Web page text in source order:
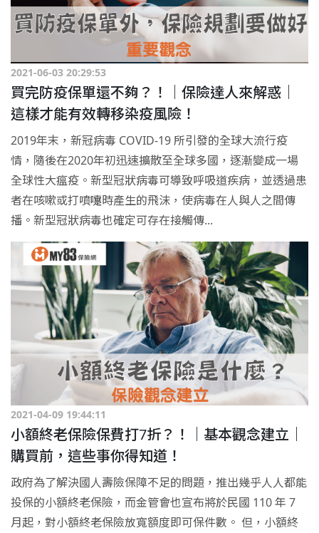
2021-06-03 20:29:53
買完防疫保單還不夠？！｜保險達人來解惑｜
這樣才能有效轉移染疫風險！
2019年末，新冠病毒 COVID-19 所引發的全球大流行疫
情，隨後在2020年初迅速擴散至全球多國，逐漸變成一場
全球性大瘟疫。新型冠狀病毒可導致呼吸道疾病，並透過患
者在咳嗽或打噴嚏時產生的飛沫，使病毒在人與人之間傳
播。新型冠狀病毒也確定可存在接觸傳...
2021-04-09 19:44:11
小額終老保險保費打7折？！｜基本觀念建立｜
購買前，這些事你得知道！
政府為了解決國人壽險保障不足的問題，推出幾乎人人都能
投保的小額終老保險，而金管會也宣布將於民國 110 年 7
月起，對小額終老保險放寬額度即可保件數。 但，小額終